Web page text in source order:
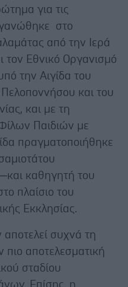
για τις
στο
από την Ιερά
Εθνικό Οργανισμό
την Αιγίδα του
και του
και με τη
Παιδιών με
πραγματοποιήθηκε
καθηγητή του
πλαίσιο του
Εκκλησίας.
συχνά τη
πιο αποτελεσματική
σταδίου
Επίσης, η